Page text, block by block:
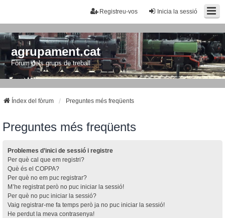
Inicia la sessió
Registreu-vos
agrupament.cat
Fòrum dels grups de treball
Índex del fòrum Preguntes més freqüents
Preguntes més freqüents
Problemes d’inici de sessió i registre
Per què cal que em registri?
Què és el COPPA?
Per què no em puc registrar?
M’he registrat però no puc iniciar la sessió!
Per què no puc iniciar la sessió?
Vaig registrar-me fa temps però ja no puc iniciar la sessió!
He perdut la meva contrasenya!